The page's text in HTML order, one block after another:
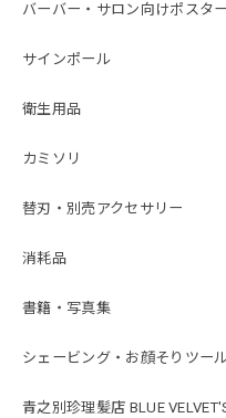
バーバー・サロン向けポスター
サインポール
衛生用品
カミソリ
替刃・別売アクセサリー
消耗品
書籍・写真集
シェービング・お顔そりツー
青之別珍理髪店 BLUE